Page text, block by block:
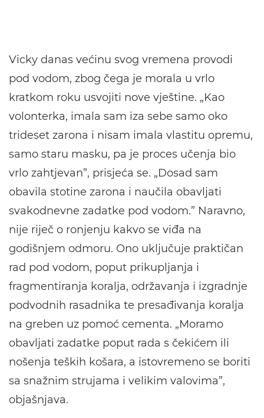
Vicky danas većinu svog vremena provodi
pod vodom, zbog čega je morala u vrlo
kratkom roku usvojiti nove vještine. „Kao
volonterka, imala sam iza sebe samo oko
trideset zarona i nisam imala vlastitu opremu,
samo staru masku, pa je proces učenja bio
vrlo zahtjevan”, prisjeća se. „Dosad sam
obavila stotine zarona i naučila obavljati
svakodnevne zadatke pod vodom.” Naravno,
nije riječ o ronjenju kakvo se viđa na
godišnjem odmoru. Ono uključuje praktičan
rad pod vodom, poput prikupljanja i
fragmentiranja koralja, održavanja i izgradnje
podvodnih rasadnika te presađivanja koralja
na greben uz pomoć cementa. „Moramo
obavljati zadatke poput rada s čekićem ili
nošenja teških košara, a istovremeno se boriti
sa snažnim strujama i velikim valovima”,
objašnjava.